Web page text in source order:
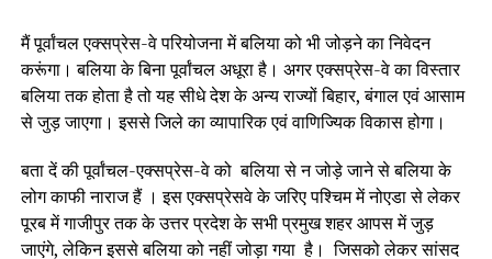
मैं पूर्वांचल एक्सप्रेस-वे परियोजना में बलिया को भी जोड़ने का निवेदन
करूंगा। बलिया के बिना पूर्वांचल अधूरा है। अगर एक्सप्रेस-वे का विस्तार
बलिया तक होता है तो यह सीधे देश के अन्य राज्यों बिहार, बंगाल एवं आसाम
से जुड़ जाएगा। इससे जिले का व्यापारिक एवं वाणिज्यिक विकास होगा।
बता दें की पूर्वांचल-एक्सप्रेस-वे को बलिया से न जोड़े जाने से बलिया के
लोग काफी नाराज हैं । इस एक्सप्रेसवे के जरिए पश्चिम में नोएडा से लेकर
पूरब में गाजीपुर तक के उत्तर प्रदेश के सभी प्रमुख शहर आपस में जुड़
जाएंगे, लेकिन इससे बलिया को नहीं जोड़ा गया है। जिसको लेकर सांसद